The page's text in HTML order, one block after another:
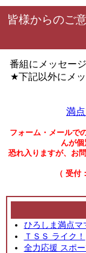
皆様からのご
番組にメッセー
★下記以外にメッ
満
フォーム・メールで
んが個
恐れ入りますが、お
（ 受
ひろしま満点マ
ＴＳＳ ライク！
全力応援 スポ